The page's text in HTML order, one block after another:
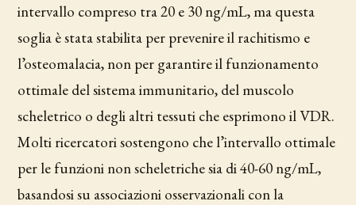
intervallo compreso tra 20 e 30 ng/mL, ma questa
soglia è stata stabilita per prevenire il rachitismo e
l’osteomalacia, non per garantire il funzionamento
ottimale del sistema immunitario, del muscolo
scheletrico o degli altri tessuti che esprimono il VDR.
Molti ricercatori sostengono che l’intervallo ottimale
per le funzioni non scheletriche sia di 40-60 ng/mL,
basandosi su associazioni osservazionali con la